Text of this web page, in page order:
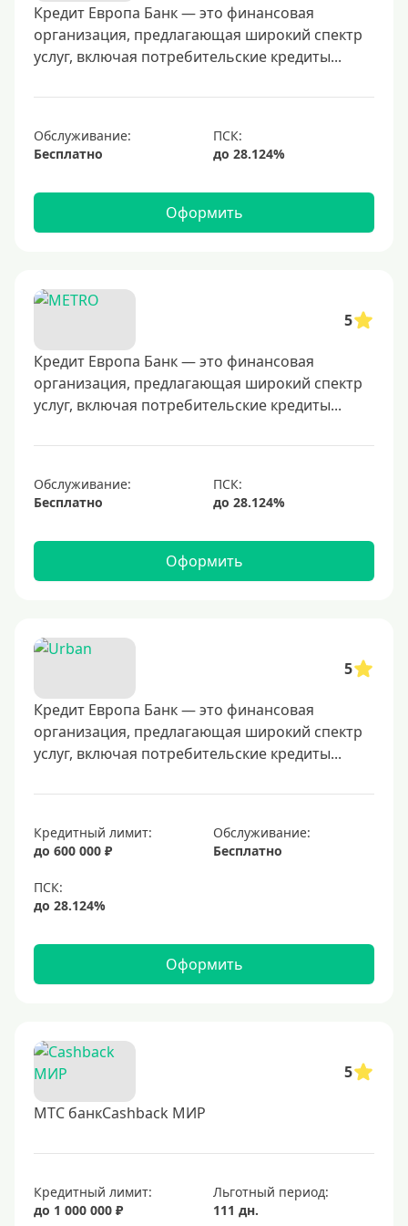
40000 руб
50000 руб
60000 руб
70000 руб
100000 руб
350000 руб
500000 руб
600000 руб
700000 руб
1000000 руб
С небольшим лимитом
С большим лимитом
Тип карты
Visa
UnionPay
Мир
Platinum
Золотые
Черные
Виртуальные
С бонусами
С кэшбэком на АЗС
С милями
Цель
Для игр
Для покупок
Для путешествий
Кредит Европа Банк — это финансовая
организация, предлагающая широкий спектр
услуг, включая потребительские кредиты...
Обслуживание:
Бесплатно
Оформить
5
Кредит Европа Банк — это финансовая
организация, предлагающая широкий спектр
услуг, включая потребительские кредиты...
Обслуживание:
Бесплатно
Оформить
5
Кредит Европа Банк — это финансовая
организация, предлагающая широкий спектр
услуг, включая потребительские кредиты...
Кредитный лимит:
до 600 000 ₽
Обслуживание:
Бесплатно
Оформить
5
МТС банкCashback МИР
Кредитный лимит:
до 1 000 000 ₽
Льготный период:
111 дн.